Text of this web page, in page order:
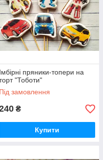
Імбірні пряники-топери на
"Тоботи"
Під замовлення
₴
Купити